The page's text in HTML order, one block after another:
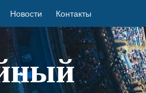
Новости Контакты